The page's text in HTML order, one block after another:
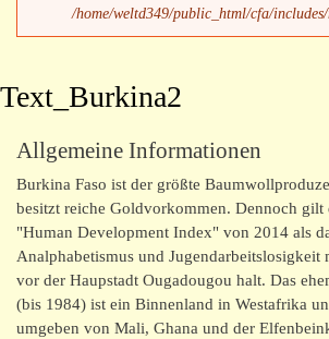
Termine und Aktuelles
Meine Unterstützung
Wer sind wir
Burkina Faso
Kontakt/Impressum
/home/weltd349/public_html/cfa/
Text_Burkina2
Allgemeine Informationen
Burkina Faso ist der größte
besitzt reiche Goldvorkommen. Dennoch gilt
"Human Development Index" von 2014 als
Analphabetismus und Jugendarbeitslosigkeit
vor der Haupstadt Ougadougou halt. Das
(bis 1984) ist ein Binnenland in Westafrika
umgeben von Mali, Ghana und der